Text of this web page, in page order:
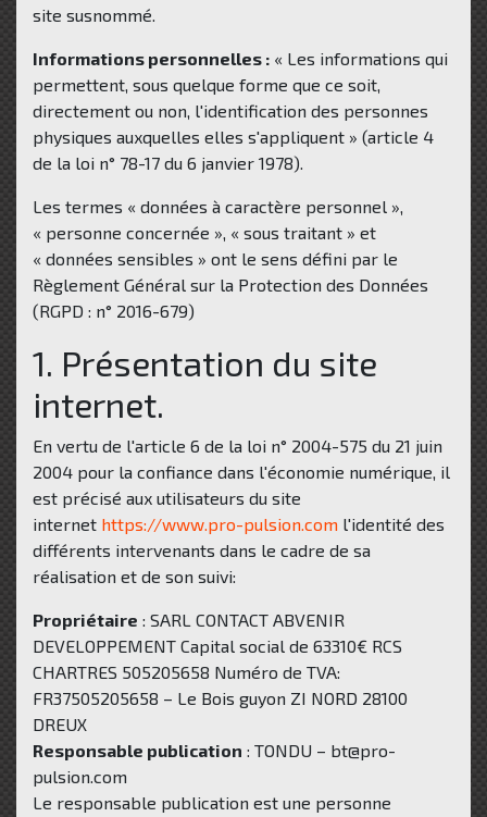
site susnommé.
Informations personnelles : « Les informations qui
permettent, sous quelque forme que ce soit,
directement ou non, l'identification des personnes
physiques auxquelles elles s'appliquent » (article 4
de la loi n° 78-17 du 6 janvier 1978).
Les termes « données à caractère personnel »,
« personne concernée », « sous traitant » et
« données sensibles » ont le sens défini par le
Règlement Général sur la Protection des Données
(RGPD : n° 2016-679)
1. Présentation du site
internet.
En vertu de l'article 6 de la loi n° 2004-575 du 21 juin
2004 pour la confiance dans l'économie numérique, il
est précisé aux utilisateurs du site
internet https://www.pro-pulsion.com l'identité des
différents intervenants dans le cadre de sa
réalisation et de son suivi:
Propriétaire : SARL CONTACT ABVENIR
DEVELOPPEMENT Capital social de 63310€ RCS
CHARTRES 505205658 Numéro de TVA:
FR37505205658 – Le Bois guyon ZI NORD 28100
DREUX
Responsable publication : TONDU – bt@pro-
pulsion.com
Le responsable publication est une personne